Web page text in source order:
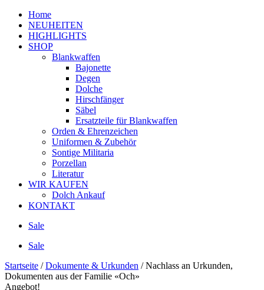
Home
NEUHEITEN
HIGHLIGHTS
SHOP
Blankwaffen
Bajonette
Degen
Dolche
Hirschfänger
Säbel
Ersatzteile für Blankwaffen
Orden & Ehrenzeichen
Uniformen & Zubehör
Sontige Militaria
Porzellan
Literatur
WIR KAUFEN
Dolch Ankauf
KONTAKT
Sale
Sale
Startseite /Dokumente & Urkunden / Nachlass an Urkunden,
Dokumenten aus der Familie «Och»
Angebot!